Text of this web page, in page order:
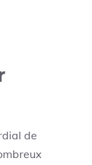
de